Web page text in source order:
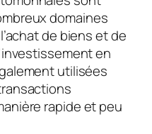
domaines
de biens et de
en
utilisées
rapide et peu